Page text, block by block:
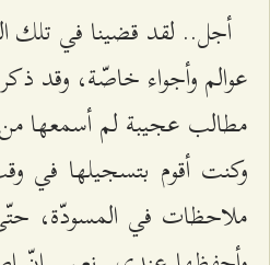
أجل.. لقد قضينا في تلك
عوالم وأجواء خاصّة، وقد
مطالب عجيبة لم أسمعها
وكنت أقوم بتسجيلها في
ملاحظات في المسودّة، حتّى